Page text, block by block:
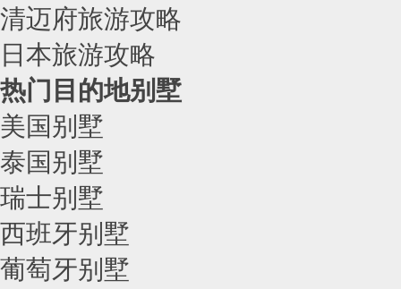
清迈府旅游攻略
日本旅游攻略
热门目的地别墅
美国别墅
泰国别墅
瑞士别墅
西班牙别墅
葡萄牙别墅